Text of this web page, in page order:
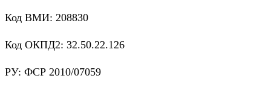
Код ВМИ: 208830
Код ОКПД2: 32.50.22.126
РУ: ФСР 2010/07059